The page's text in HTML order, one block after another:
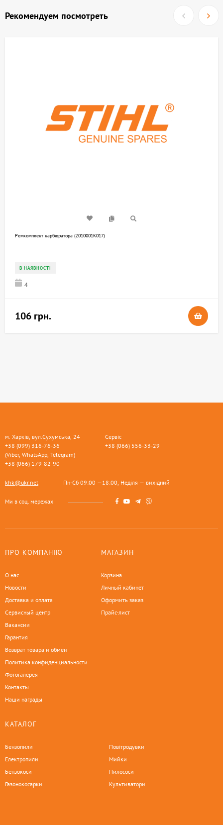
Рекомендуем посмотреть
Ремкомплект карбюратора (Z010001K017)
В НАЯВНОСТІ
4
106 грн.
м. Харків, вул.Сухумська, 24
+38 (099) 316-76-36
(Viber, WhatsApp, Telegram)
+38 (066) 179-82-90
Сервіс
+38 (066) 556-33-29
khk@ukr.net Пн-Сб 09:00 —18:00, Неділя — вихідний
Ми в соц. мережах
ПРО КОМПАНІЮ
О нас
Новости
Доставка и оплата
Сервисный центр
Вакансии
Гарантия
Возврат товара и обмен
Политика конфиденциальности
Фотогалерея
Контакты
Наши награды
МАГАЗИН
Корзина
Личный кабинет
Оформить заказ
Прайс-лист
КАТАЛОГ
Бензопили
Електропили
Бензокоси
Газонокосарки
Повітродувки
Мийки
Пилососи
Культиватори